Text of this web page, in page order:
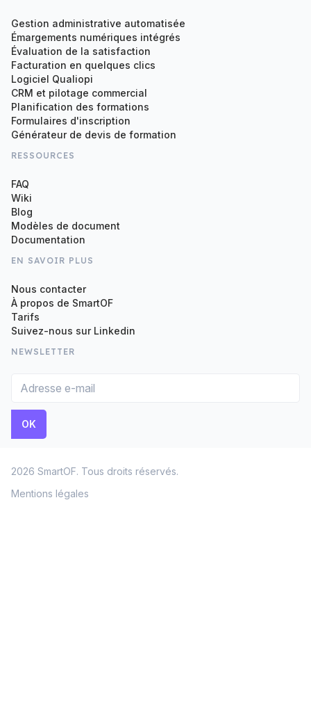
Gestion administrative automatisée
Émargements numériques intégrés
Évaluation de la satisfaction
Facturation en quelques clics
Logiciel Qualiopi
CRM et pilotage commercial
Planification des formations
Formulaires d'inscription
Générateur de devis de formation
RESSOURCES
FAQ
Wiki
Blog
Modèles de document
Documentation
EN SAVOIR PLUS
Nous contacter
À propos de SmartOF
Tarifs
Suivez-nous sur Linkedin
NEWSLETTER
2026 SmartOF. Tous droits réservés.
Mentions légales